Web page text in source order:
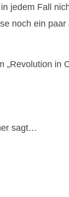
jedem Fall
noch ein
„Revolution in
sagt…